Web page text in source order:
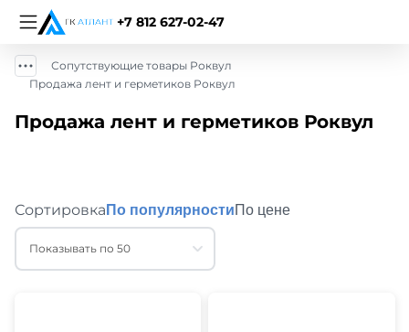
+7 812 627-02-47
Сопутствующие товары Роквул
Продажа лент и герметиков Роквул
Продажа лент и герметиков Роквул
Сортировка По популярностиПо цене
Показывать по 50